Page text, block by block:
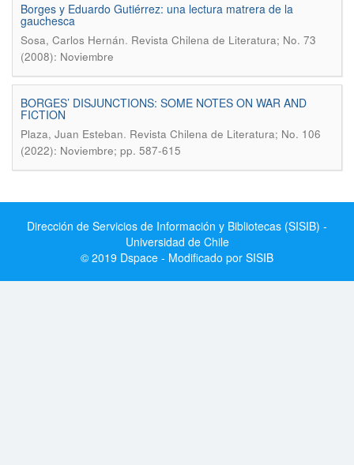
Borges y Eduardo Gutiérrez: una lectura matrera de la
gauchesca
Sosa, Carlos Hernán. Revista Chilena de Literatura; No. 73
(2008): Noviembre
BORGES’ DISJUNCTIONS: SOME NOTES ON WAR AND
FICTION
Plaza, Juan Esteban. Revista Chilena de Literatura; No. 106
(2022): Noviembre; pp. 587-615
Dirección de Servicios de Información y Bibliotecas (SISIB) -
Universidad de Chile
© 2019 Dspace - Modificado por SISIB